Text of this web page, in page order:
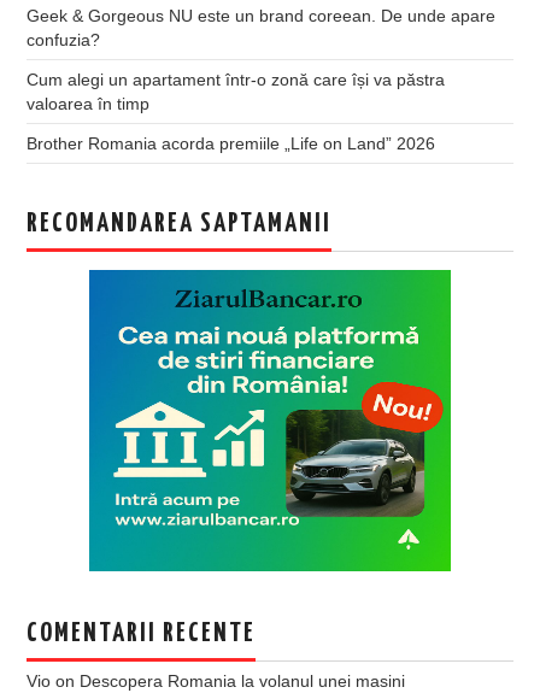
Geek & Gorgeous NU este un brand coreean. De unde apare
confuzia?
Cum alegi un apartament într-o zonă care își va păstra
valoarea în timp
Brother Romania acorda premiile „Life on Land” 2026
RECOMANDAREA SAPTAMANII
COMENTARII RECENTE
Vio on Descopera Romania la volanul unei masini